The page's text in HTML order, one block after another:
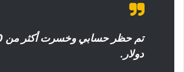
دولار.